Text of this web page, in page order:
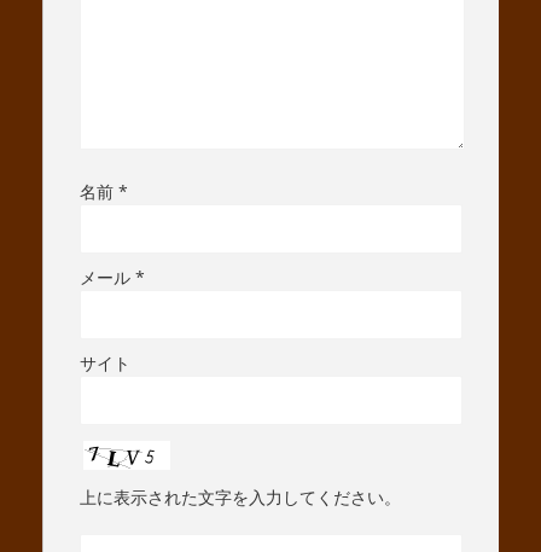
名前 *
メール *
サイト
上に表示された文字を入力してください。